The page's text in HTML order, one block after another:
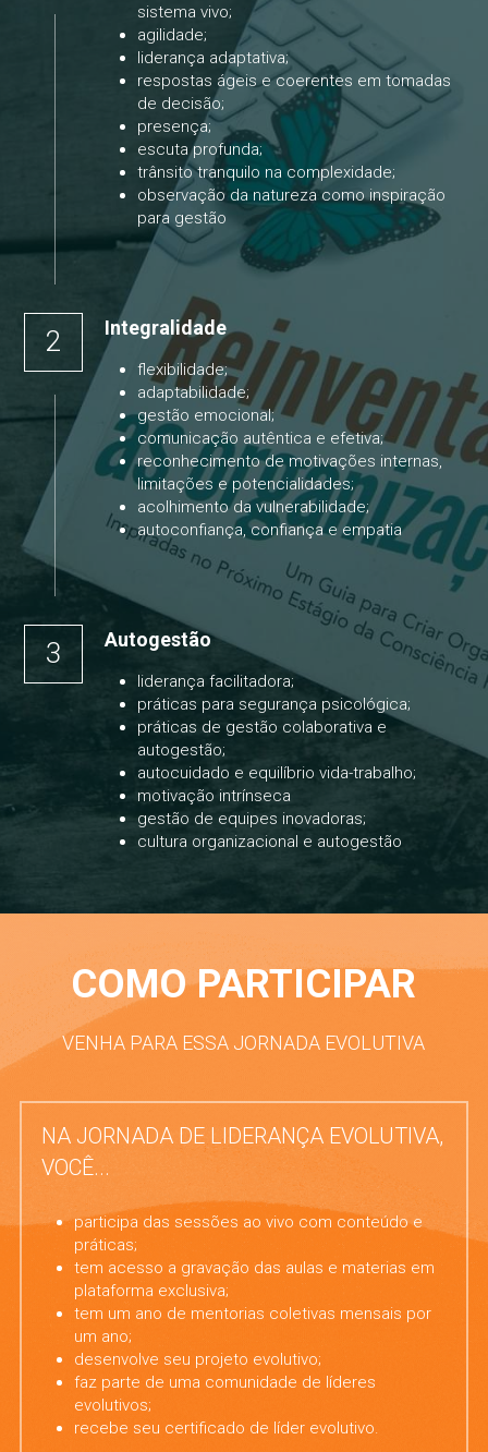
sistema vivo;
agilidade;
liderança adaptativa;
respostas ágeis e coerentes em tomadas
de decisão;
presença;
escuta profunda;
trânsito tranquilo na complexidade;
observação da natureza como inspiração
para gestão
2 Integralidade
flexibilidade;
adaptabilidade;
gestão emocional;
comunicação autêntica e efetiva;
reconhecimento de motivações internas,
limitações e potencialidades;
acolhimento da vulnerabilidade;
autoconfiança, confiança e empatia
3 Autogestão
liderança facilitadora;
práticas para segurança psicológica;
práticas de gestão colaborativa e
autogestão;
autocuidado e equilíbrio vida-trabalho;
motivação intrínseca
gestão de equipes inovadoras;
cultura organizacional e autogestão
COMO PARTICIPAR
VENHA PARA ESSA JORNADA EVOLUTIVA
NA JORNADA DE LIDERANÇA EVOLUTIVA,
VOCÊ...
participa das sessões ao vivo com conteúdo e
práticas;
tem acesso a gravação das aulas e materias em
plataforma exclusiva;
tem um ano de mentorias coletivas mensais por
um ano;
desenvolve seu projeto evolutivo;
faz parte de uma comunidade de líderes
evolutivos;
recebe seu certificado de líder evolutivo.